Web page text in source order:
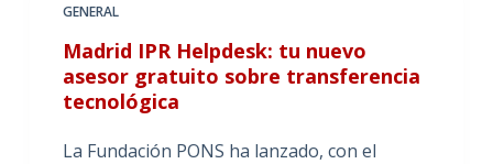
GENERAL
Madrid IPR Helpdesk: tu nuevo
asesor gratuito sobre transferencia
tecnológica
La Fundación PONS ha lanzado, con el